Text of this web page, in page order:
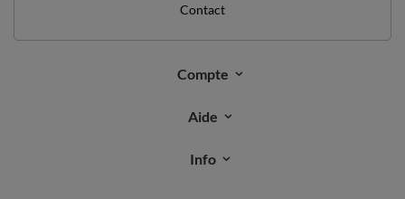
Contact
Compte
Aide
Info